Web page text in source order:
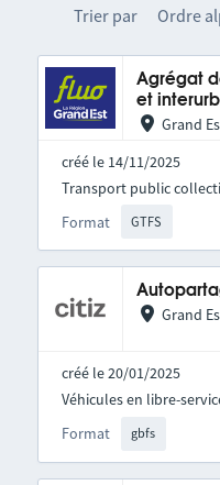
Trier par Ordre
Agrégat
et
Grand
créé le 14/11/2025
Format GTFS
Transport public
Grand
créé le 20/01/2025
Format gbfs
Véhicules en libre-